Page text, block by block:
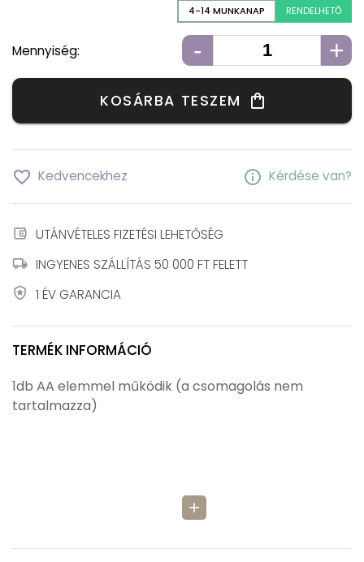
4-14 MUNKANAP RENDELHETŐ
Mennyiség: - +
KOSÁRBA TESZEM shopping_bag
favorite_border Kedvencekhez info Kérdése van?
account_balance_wallet UTÁNVÉTELES FIZETÉSI LEHETŐSÉG
local_shipping INGYENES SZÁLLÍTÁS 50 000 FT FELETT
local_police 1 ÉV GARANCIA
TERMÉK INFORMÁCIÓ
add
1db AA elemmel működik (a csomagolás nem
tartalmazza)